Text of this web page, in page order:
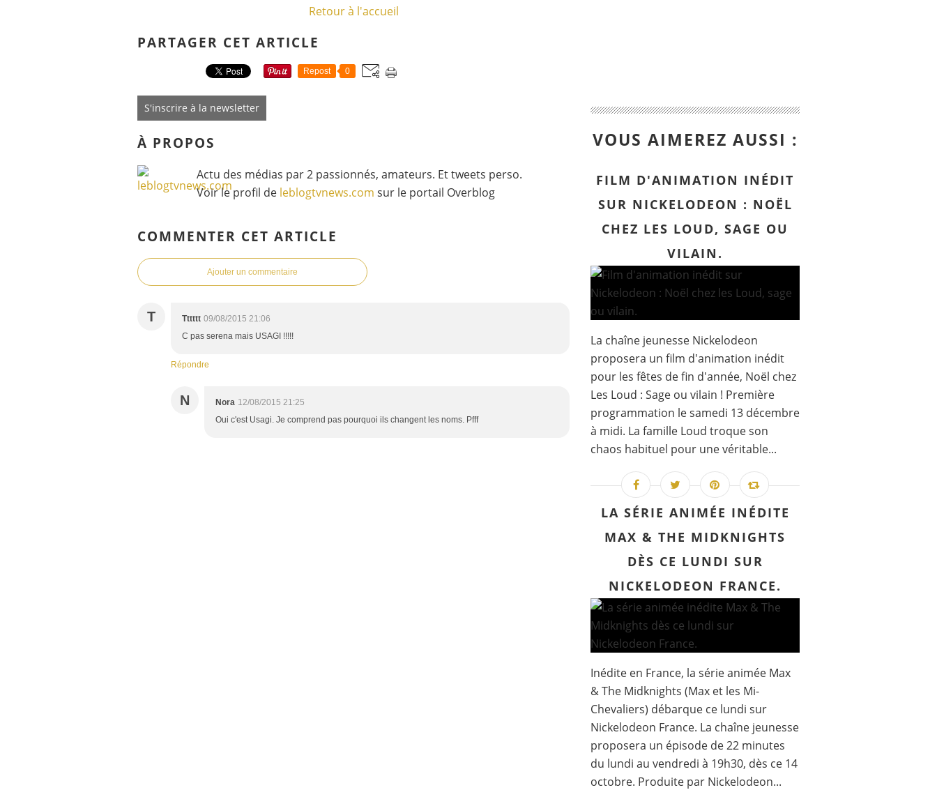
Retour à l'accueil
PARTAGER CET ARTICLE
Repost 0
S'inscrire à la newsletter
À PROPOS
Actu des médias par 2 passionnés, amateurs. Et tweets perso.
Voir le profil de leblogtvnews.com sur le portail Overblog
COMMENTER CET ARTICLE
Ajouter un commentaire
T Tttttt 09/08/2015 21:06
C pas serena mais USAGI !!!!!
Répondre
N Nora 12/08/2015 21:25
Oui c'est Usagi. Je comprend pas pourquoi ils changent les noms. Pfff
VOUS AIMEREZ AUSSI :
FILM D'ANIMATION INÉDIT
SUR NICKELODEON : NOËL
CHEZ LES LOUD, SAGE OU
VILAIN.
La chaîne jeunesse Nickelodeon
proposera un film d'animation inédit
pour les fêtes de fin d'année, Noël chez
Les Loud : Sage ou vilain ! Première
programmation le samedi 13 décembre
à midi. La famille Loud troque son
chaos habituel pour une véritable...
LA SÉRIE ANIMÉE INÉDITE
MAX & THE MIDKNIGHTS
DÈS CE LUNDI SUR
NICKELODEON FRANCE.
Inédite en France, la série animée Max
& The Midknights (Max et les Mi-
Chevaliers) débarque ce lundi sur
Nickelodeon France. La chaîne jeunesse
proposera un épisode de 22 minutes
du lundi au vendredi à 19h30, dès ce 14
octobre. Produite par Nickelodeon...